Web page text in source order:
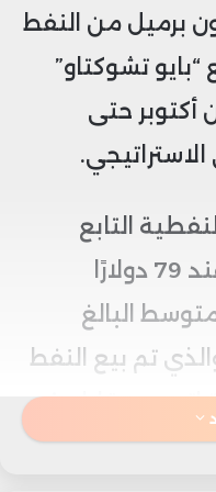
يصل إلى 4.5 مليون برميل من النفط
تشوكتاو”
أكتوبر حتى
التابع
للوزارة، استهداف الشراء عند 79 دولارًا
البالغ
والذي تم بيع النفط
مقابله في